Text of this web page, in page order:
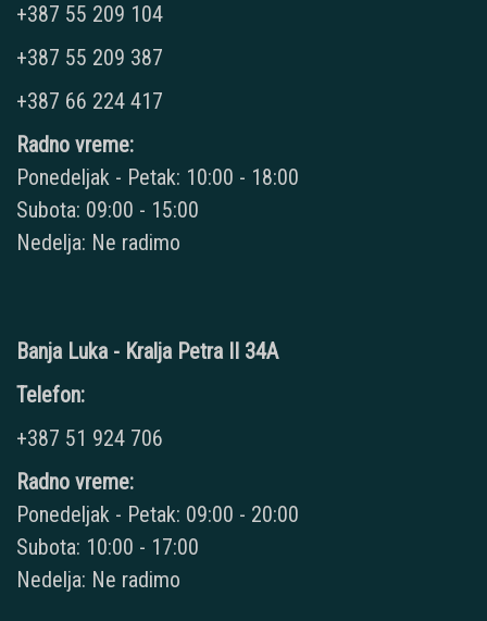
+387 55 209 104
+387 55 209 387
+387 66 224 417
Radno vreme:
Ponedeljak - Petak: 10:00 - 18:00
Subota: 09:00 - 15:00
Nedelja: Ne radimo
Banja Luka - Kralja Petra II 34A
Telefon:
+387 51 924 706
Radno vreme:
Ponedeljak - Petak: 09:00 - 20:00
Subota: 10:00 - 17:00
Nedelja: Ne radimo